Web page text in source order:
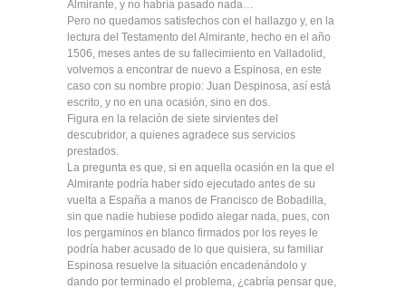
Almirante, y no habría pasado nada…
Pero no quedamos satisfechos con el hallazgo y, en la
lectura del Testamento del Almirante, hecho en el año
1506, meses antes de su fallecimiento en Valladolid,
volvemos a encontrar de nuevo a Espinosa, en este
caso con su nombre propio: Juan Despinosa, así está
escrito, y no en una ocasión, sino en dos.
Figura en la relación de siete sirvientes del
descubridor, a quienes agradece sus servicios
prestados.
La pregunta es que, si en aquella ocasión en la que el
Almirante podría haber sido ejecutado antes de su
vuelta a España a manos de Francisco de Bobadilla,
sin que nadie hubiese podido alegar nada, pues, con
los pergaminos en blanco firmados por los reyes le
podría haber acusado de lo que quisiera, su familiar
Espinosa resuelve la situación encadenándolo y
dando por terminado el problema, ¿cabría pensar que,